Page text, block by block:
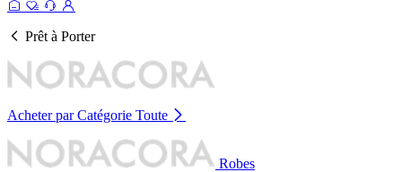
Prêt à Porter
Acheter par Catégorie Toute
Robes